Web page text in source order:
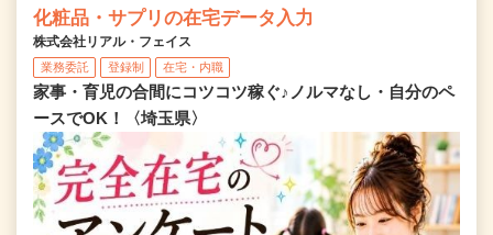
化粧品・サプリの在宅データ入力
株式会社リアル・フェイス
業務委託 登録制 在宅・内職
家事・育児の合間にコツコツ稼ぐ♪ノルマなし・自分のペ
ースでOK！〈埼玉県〉